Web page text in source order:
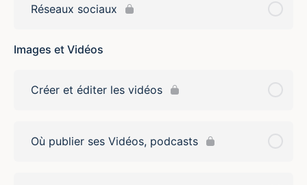
Réseaux sociaux
Images et Vidéos
Créer et éditer les vidéos
Où publier ses Vidéos, podcasts